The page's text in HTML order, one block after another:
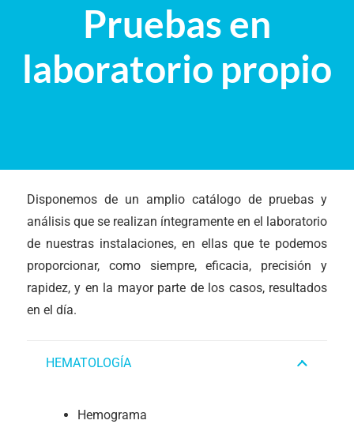
Pruebas en
laboratorio propio
Disponemos de un amplio catálogo de pruebas y
análisis que se realizan íntegramente en el laboratorio
de nuestras instalaciones, en ellas que te podemos
proporcionar, como siempre, eficacia, precisión y
rapidez, y en la mayor parte de los casos, resultados
en el día.
HEMATOLOGÍA
Hemograma